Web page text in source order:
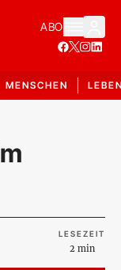
ABO
MENSCHEN
LESEZEIT
2 min